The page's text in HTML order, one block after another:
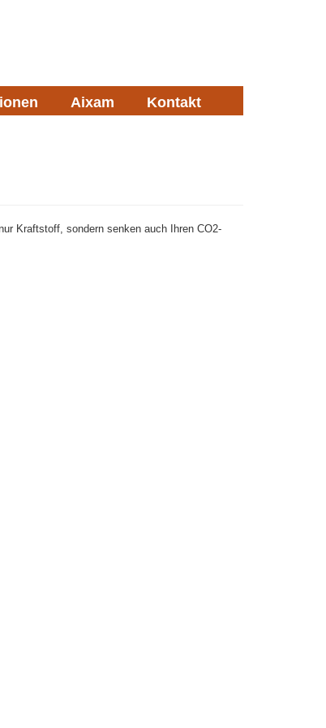
Aixam Kontakt
Kraftstoff, sondern senken auch Ihren CO2-